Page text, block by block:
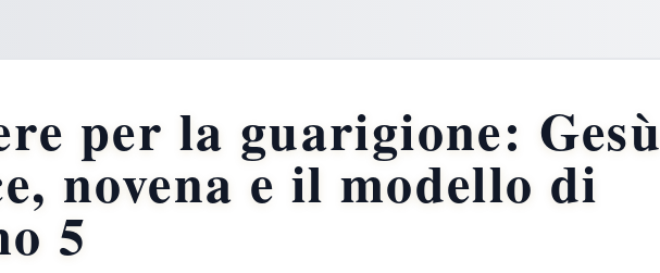
per la guarigione: Gesù
novena e il modello di
5